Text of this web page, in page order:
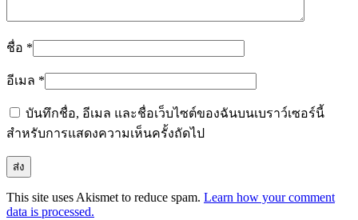
ชื่อ *
อีเมล *
บันทึกชื่อ, อีเมล และชื่อเว็บไซต์ของฉันบนเบราว์เซอร์นี้
สำหรับการแสดงความเห็นครั้งถัดไป
This site uses Akismet to reduce spam. Learn how your comment
data is processed.